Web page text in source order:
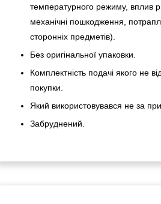
температурного режиму, вплив
механічні пошкодження,
сторонніх предметів).
Без оригінальної упаковки.
Комплектність подачі якого не
покупки.
Який використовувався не за
Забруднений.